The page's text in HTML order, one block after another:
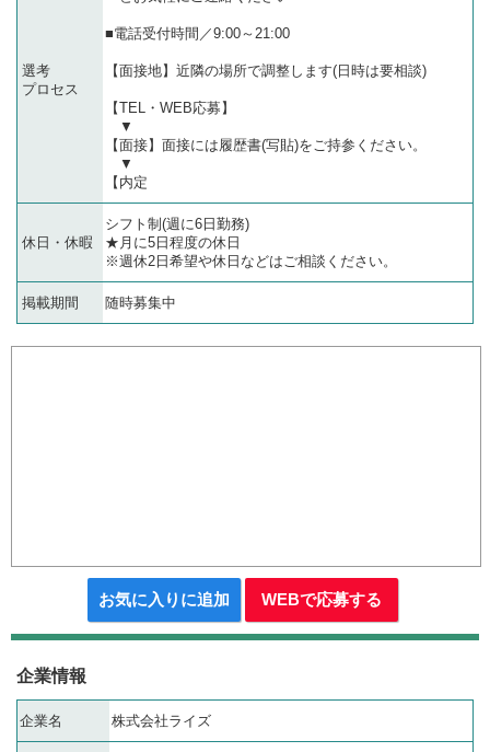
選考
プロセス
■電話受付時間／9:00～21:00
【面接地】近隣の場所で調整します(日時は要相談)
【TEL・WEB応募】
▼
【面接】面接には履歴書(写貼)をご持参ください。
▼
【内定
休日・休暇
シフト制(週に6日勤務)
★月に5日程度の休日
※週休2日希望や休日などはご相談ください。
掲載期間 随時募集中
お気に入りに追加 WEBで応募する
企業情報
企業名 株式会社ライズ